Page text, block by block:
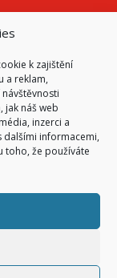
k zajištění
a reklam,
jak náš web
inzerci a
dalšími informacemi,
toho, že používáte